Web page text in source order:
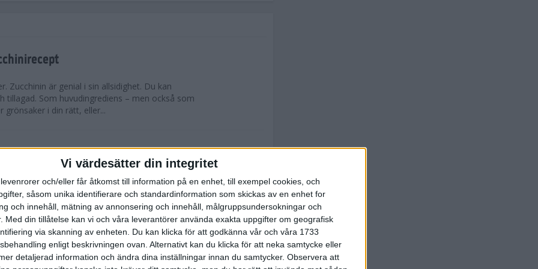
Vi värdesätter din integritet
och/eller får åtkomst till information på en enhet, till exempel cookies, och
såsom unika identifierare och standardinformation som skickas av en enhet for
och innehåll, mätning av annonsering och innehåll, målgruppsundersokningar och
Med din tillåtelse kan vi och våra leverantörer använda exakta uppgifter om geografisk
via skanning av enheten. Du kan klicka för att godkänna vår och våra 1733
enligt beskrivningen ovan. Alternativt kan du klicka för att neka samtycke eller
detaljerad information och ändra dina inställningar innan du samtycker. Observera att
Zucchinin är genial i sin allsidighet. Du kan
tillagad. Som huvudingrediens – men också som
i din rätt, eller...
på fem röda att laga. Det enda som egentligen
om de ligger i frysen. Dessutom bara 5
lök, kokosmjölk och lantbuljong....
hallon